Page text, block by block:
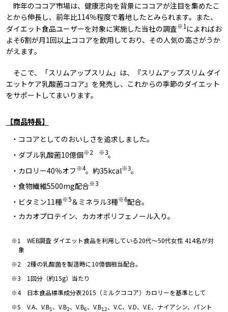
昨年のココア市場は、健康志向を背景にココアが注目を集めたこ
とから伸長し、前年比114％程度で着地したとみられます。また、
ダイエット食品ユーザーを対象に実施した当社の調査※1によればお
よそ6割が月1回以上ココアを飲用しており、その人気の高さがうか
がえます。
そこで、「スリムアップスリム」は、『スリムアップスリム ダイ
エットケア乳酸菌ココア』を発売し、これからの季節のダイエット
をサポートしてまいります。
【商品特長】
・ココアとしてのおいしさを追求しました。
・ダブル乳酸菌10億個※2 ※3。
・カロリー40％オフ※4。約35kcal※3。
・食物繊維5500mg配合※3
・ビタミン11種※5＆ミネラル3種※6配合。
・カカオプロテイン、カカオポリフェノール入り。
※1 WEB調査 ダイエット食品を利用している20代～50代女性 414名が対
象
※2 2種の乳酸菌を製造時に10億個相当配合。
※3 1回分（約15g）当たり
※4 日本食品標準成分表2015（ミルクココア）カロリーを基準として
※5 V.A、V.B1、V.B2、V.B6、V.B12、V.C、V.D、V.E、ナイアシン、パント